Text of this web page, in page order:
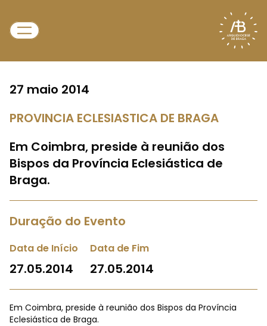
27 maio 2014
PROVINCIA ECLESIASTICA DE BRAGA
Em Coimbra, preside à reunião dos
Bispos da Província Eclesiástica de
Braga.
Duração do Evento
Data de Início
27.05.2014
Data de Fim
27.05.2014
Em Coimbra, preside à reunião dos Bispos da Província
Eclesiástica de Braga.